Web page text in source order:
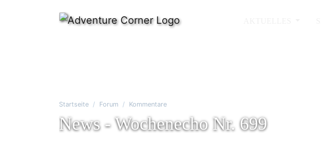
Startseite Forum Kommentare
News - Wochenecho Nr. 699